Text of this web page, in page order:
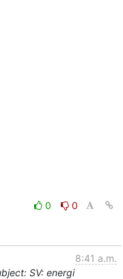
0
0
8:41 a.m.
SV: energi